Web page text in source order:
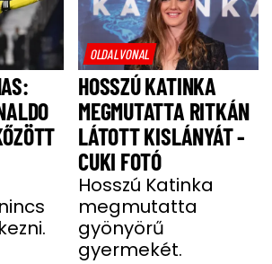
OLDALVONAL
HOSSZÚ KATINKA
MEGMUTATTA RITKÁN
LÁTOTT KISLÁNYÁT -
CUKI FOTÓ
Hosszú Katinka
megmutatta
gyönyörű
gyermekét.